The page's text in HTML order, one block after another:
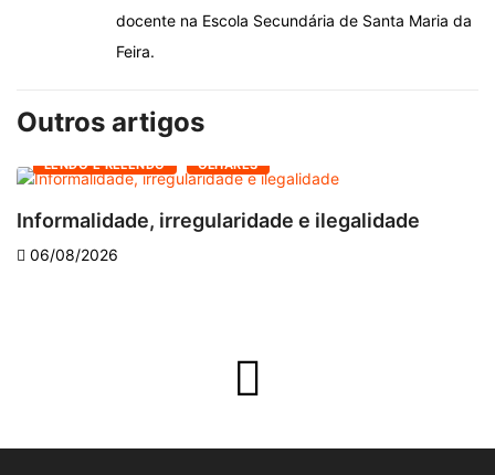
docente na Escola Secundária de Santa Maria da
Feira.
Outros artigos
LENDO E RELENDO OLHARES
Informalidade, irregularidade e ilegalidade
06/08/2026